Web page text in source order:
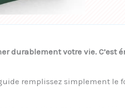
durablement votre vie. C’est
remplissez simplement le